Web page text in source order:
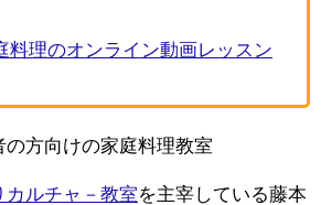
料理のオンライン動画レッスン
方向けの家庭料理教室
カルチャ－教室を主宰している藤本